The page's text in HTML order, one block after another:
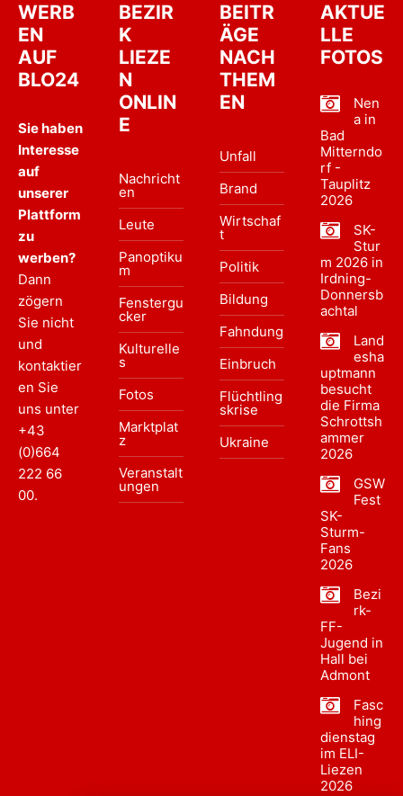
WERB
EN
AUF
BLO24
Sie haben
Interesse
auf
unserer
Plattform
zu
werben?
Dann
zögern
Sie nicht
und
kontaktier
en Sie
uns unter
+43
(0)664
222 66
00.
BEZIR
K
LIEZE
N
ONLIN
E
Nachricht
en
Leute
Panoptiku
m
Fenstergu
cker
Kulturelle
s
Fotos
Marktplat
z
Veranstalt
ungen
BEITR
ÄGE
NACH
THEM
EN
Unfall
Brand
Wirtschaf
t
Politik
Bildung
Fahndung
Einbruch
Flüchtling
skrise
Ukraine
AKTUE
LLE
FOTOS
Nen
a in
Bad
Mitterndo
rf -
Tauplitz
2026
SK-
Stur
m 2026 in
Irdning-
Donnersb
achtal
Land
esha
uptmann
besucht
die Firma
Schrottsh
ammer
2026
GSW
Fest
SK-
Sturm-
Fans
2026
Bezi
rk-
FF-
Jugend in
Hall bei
Admont
Fasc
hing
dienstag
im ELI-
Liezen
2026